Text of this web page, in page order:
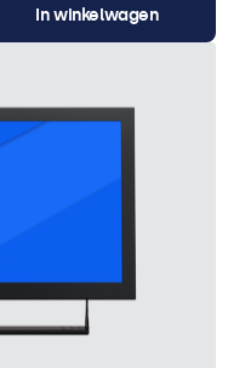
In winkelwagen